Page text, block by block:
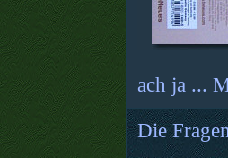
ach ja ...
Die